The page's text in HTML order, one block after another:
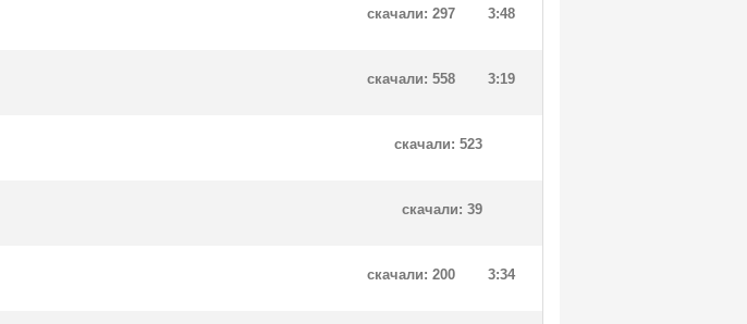
3:48
скачали: 297
3:19
скачали: 558
скачали: 523
скачали: 39
3:34
скачали: 200